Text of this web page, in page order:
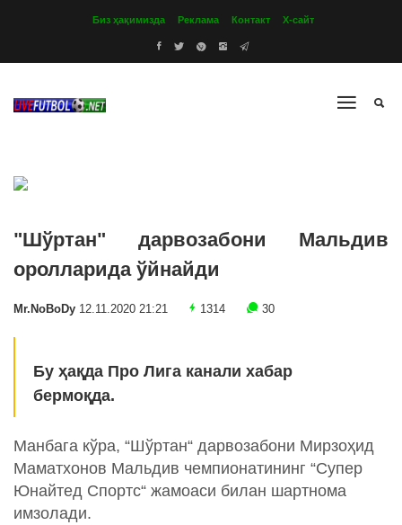
Биз ҳақимизда Реклама Контакт Х-сайт
"Шўртан" дарвозабони Мальдив
оролларида ўйнайди
Mr.NoBoDy 12.11.2020 21:21 1314 30
Бу ҳақда Про Лига канали хабар
бермоқда.
Манбага кўра, “Шўртан“ дарвозабони Мирзоҳид
Маматхонов Мальдив чемпионатининг “Супер
Юнайтед Спортс“ жамоаси билан шартнома
имзолади.